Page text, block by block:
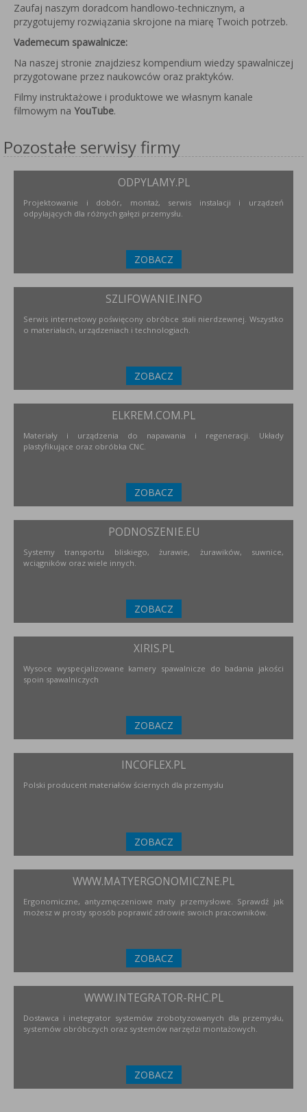
Zaufaj naszym doradcom handlowo-technicznym, a
przygotujemy rozwiązania skrojone na miarę Twoich potrzeb.
Vademecum spawalnicze:
Na naszej stronie znajdziesz kompendium wiedzy spawalniczej
przygotowane przez naukowców oraz praktyków.
Filmy instruktażowe i produktowe we własnym kanale
filmowym na YouTube.
Pozostałe serwisy firmy
ODPYLAMY.PL
Projektowanie i dobór, montaż, serwis instalacji i urządzeń
odpylających dla różnych gałęzi przemysłu.
ZOBACZ
SZLIFOWANIE.INFO
Serwis internetowy poświęcony obróbce stali nierdzewnej. Wszystko
o materiałach, urządzeniach i technologiach.
ZOBACZ
ELKREM.COM.PL
Materiały i urządzenia do napawania i regeneracji. Układy
plastyfikujące oraz obróbka CNC.
ZOBACZ
PODNOSZENIE.EU
Systemy transportu bliskiego, żurawie, żurawików, suwnice,
wciągników oraz wiele innych.
ZOBACZ
XIRIS.PL
Wysoce wyspecjalizowane kamery spawalnicze do badania jakości
spoin spawalniczych
ZOBACZ
INCOFLEX.PL
Polski producent materiałów ściernych dla przemysłu
ZOBACZ
WWW.MATYERGONOMICZNE.PL
Ergonomiczne, antyzmęczeniowe maty przemysłowe. Sprawdź jak
możesz w prosty sposób poprawić zdrowie swoich pracowników.
ZOBACZ
WWW.INTEGRATOR-RHC.PL
Dostawca i inetegrator systemów zrobotyzowanych dla przemysłu,
systemów obróbczych oraz systemów narzędzi montażowych.
ZOBACZ